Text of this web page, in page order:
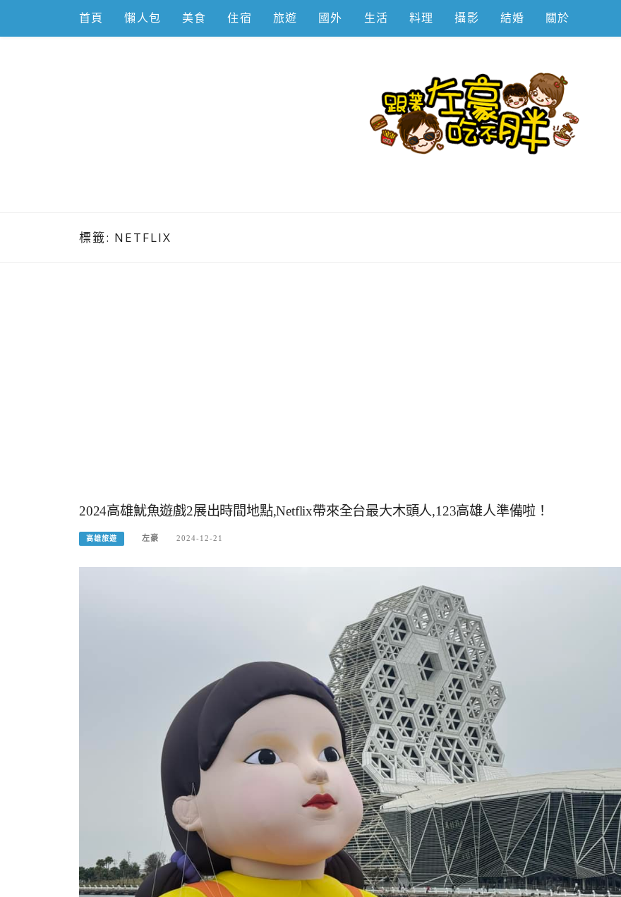
content
首頁 懶人包 美食 住宿 旅遊 國外 生活 料理 攝影 結婚 關於
標籤: NETFLIX
2024高雄魷魚遊戲2展出時間地點,Netflix帶來全台最大木頭人,123高雄人準備啦！
高雄旅遊 左豪 2024-12-21